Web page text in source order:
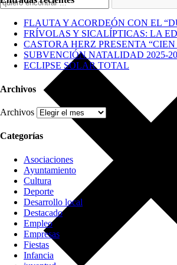
FLAUTA Y ACORDEÓN CON EL
FRÍVOLAS Y SICALÍPTICAS: LA
CASTORA HERZ PRESENTA
SUBVENCIÓN NATALIDAD 2025-
ECLIPSE SOLAR TOTAL
Archivos
Archivos
Categorías
Asociaciones
Ayuntamiento
Cultura
Deporte
Desarrollo local
Destacado
Empleo
Empresas
Fiestas
Infancia